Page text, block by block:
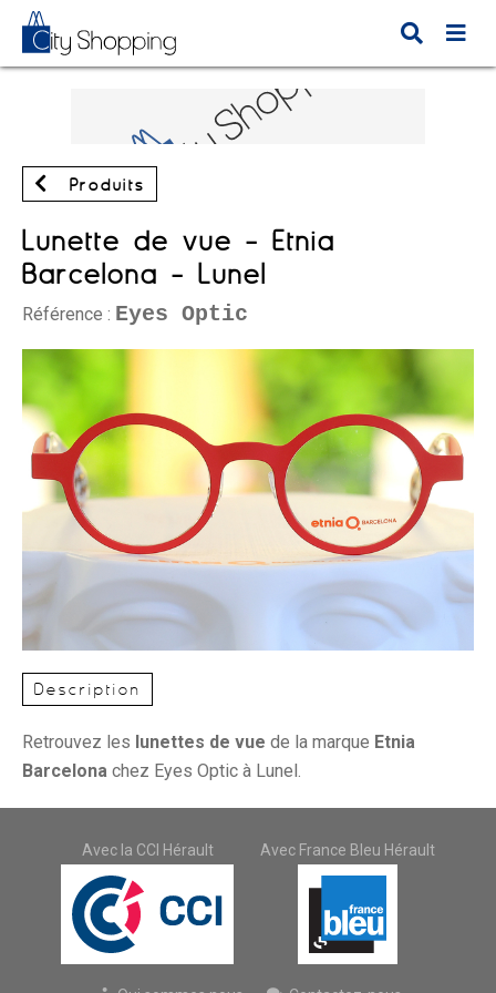
Produits
Lunette de vue - Etnia
Barcelona - Lunel
Référence : Eyes Optic
Description
Retrouvez les lunettes de vue de la marque Etnia
Barcelona chez Eyes Optic à Lunel.
Avec la CCI Hérault Avec France Bleu Hérault